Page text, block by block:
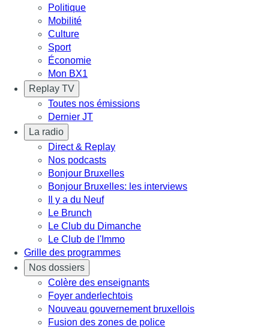
Politique
Mobilité
Culture
Sport
Économie
Mon BX1
Replay TV
Toutes nos émissions
Dernier JT
La radio
Direct & Replay
Nos podcasts
Bonjour Bruxelles
Bonjour Bruxelles: les interviews
Il y a du Neuf
Le Brunch
Le Club du Dimanche
Le Club de l'Immo
Grille des programmes
Nos dossiers
Colère des enseignants
Foyer anderlechtois
Nouveau gouvernement bruxellois
Fusion des zones de police